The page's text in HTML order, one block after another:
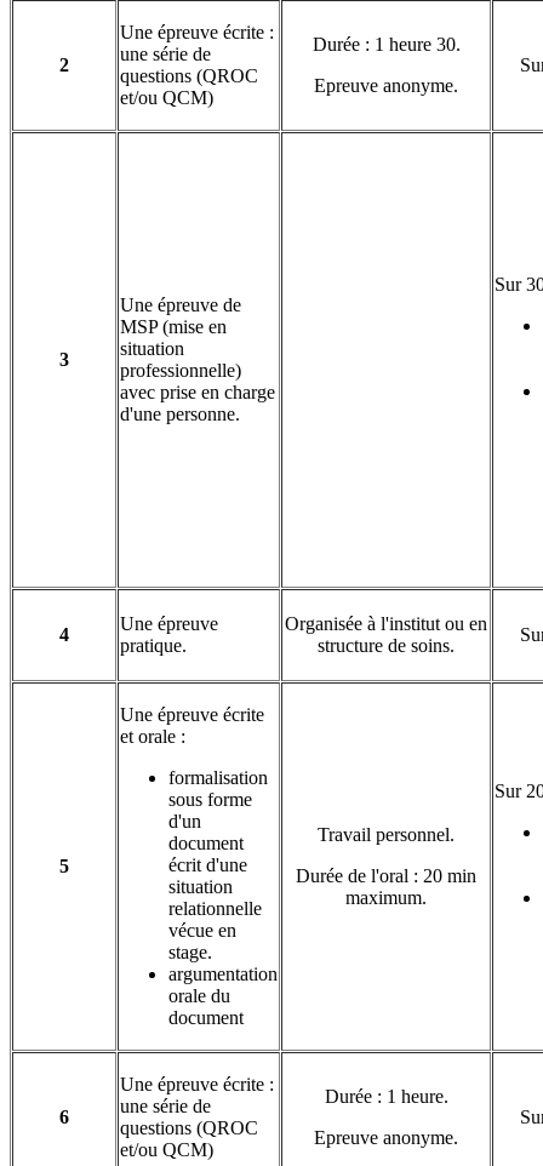
2
Une épreuve écrite :
une série de
questions (QROC
et/ou QCM)
Durée : 1 heure 30.
Epreuve anonyme.
3
Une épreuve de
MSP (mise en
situation
professionnelle)
avec prise en charge
d'une personne.
Sur
4
Une épreuve
pratique.
Organisée à l'institut ou en
structure de soins.
5
Une épreuve écrite
et orale :
formalisation
sous forme
d'un
document
écrit d'une
situation
relationnelle
vécue en
stage.
argumentation
orale du
document
Travail personnel.
Durée de l'oral : 20 min
maximum.
Sur
6
Une épreuve écrite :
une série de
questions (QROC
et/ou QCM)
Durée : 1 heure.
Epreuve anonyme.